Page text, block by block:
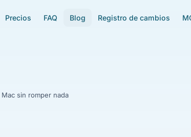
Precios FAQ Blog Registro de cambios
sin romper nada